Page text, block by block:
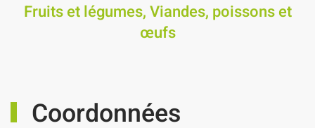
Fruits et légumes, Viandes, poissons et
œufs
Coordonnées